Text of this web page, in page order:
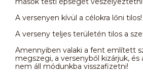
A versenyen kívül a célokra lőni tilos!
A verseny teljes területén tilos a
Amennyiben valaki a fent említett
megszegi, a versenyből kizárjuk, és
nem áll módunkba visszafizetni!